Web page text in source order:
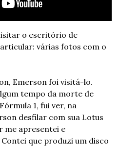
o escritório de
várias fotos com o
Emerson foi visitá-lo.
tempo da morte de
1, fui ver, na
desfilar com sua Lotus
me apresentei e
que produzi um disco